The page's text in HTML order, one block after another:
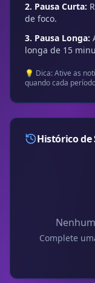
2. Pausa Curta:
de foco.
3. Pausa Longa:
longa de 15
💡 Dica: Ative as
quando cada
Histórico de
Complete